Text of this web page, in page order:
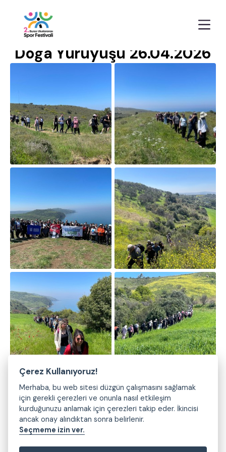
Doğa Yürüyüşü 26.04.2026
Çerez Kullanıyoruz!
Merhaba, bu web sitesi düzgün çalışmasını sağlamak
için gerekli çerezleri ve onunla nasıl etkileşim
kurduğunuzu anlamak için çerezleri takip eder. İkincisi
ancak onay alındıktan sonra belirlenir.
Seçmeme izin ver.